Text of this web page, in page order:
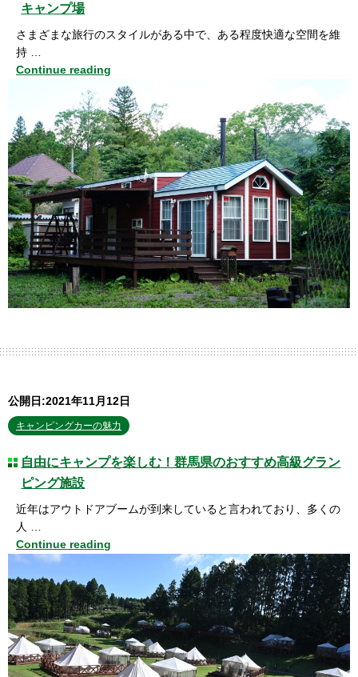
キャンプ場
さまざまな旅行のスタイルがある中で、ある程度快適な空間を維
持 …
Continue reading
公開日:2021年11月12日
キャンピングカーの魅力
自由にキャンプを楽しむ！群馬県のおすすめ高級グラン
ピング施設
近年はアウトドアブームが到来していると言われており、多くの
人 …
Continue reading